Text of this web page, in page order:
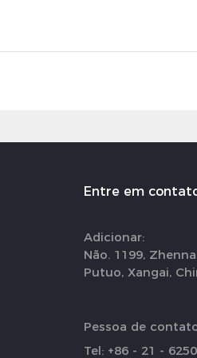
Entre em
Adicionar:
Não. 1199,
Putuo, Xangai,
Pessoa de
Tel: +86 - 21 -